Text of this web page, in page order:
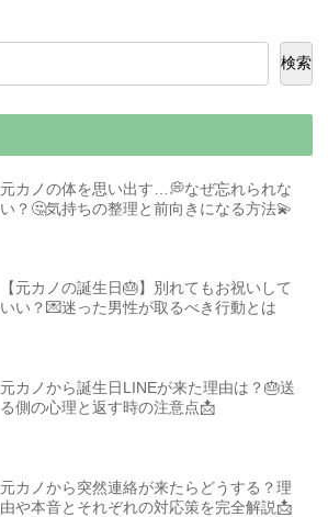
検索
元カノの体を思い出す…💭なぜ忘れられな
い？🤔気持ちの整理と前向きになる方法💫
【元カノの誕生日🎂】別れてもお祝いして
いい？💌迷った男性が取るべき行動とは
元カノから誕生日LINEが来た理由は？🎂送
る側の心理と返す時の注意点📩
元カノから突然連絡が来たらどうする？理
由や本音とそれぞれの対応策を完全解説📩